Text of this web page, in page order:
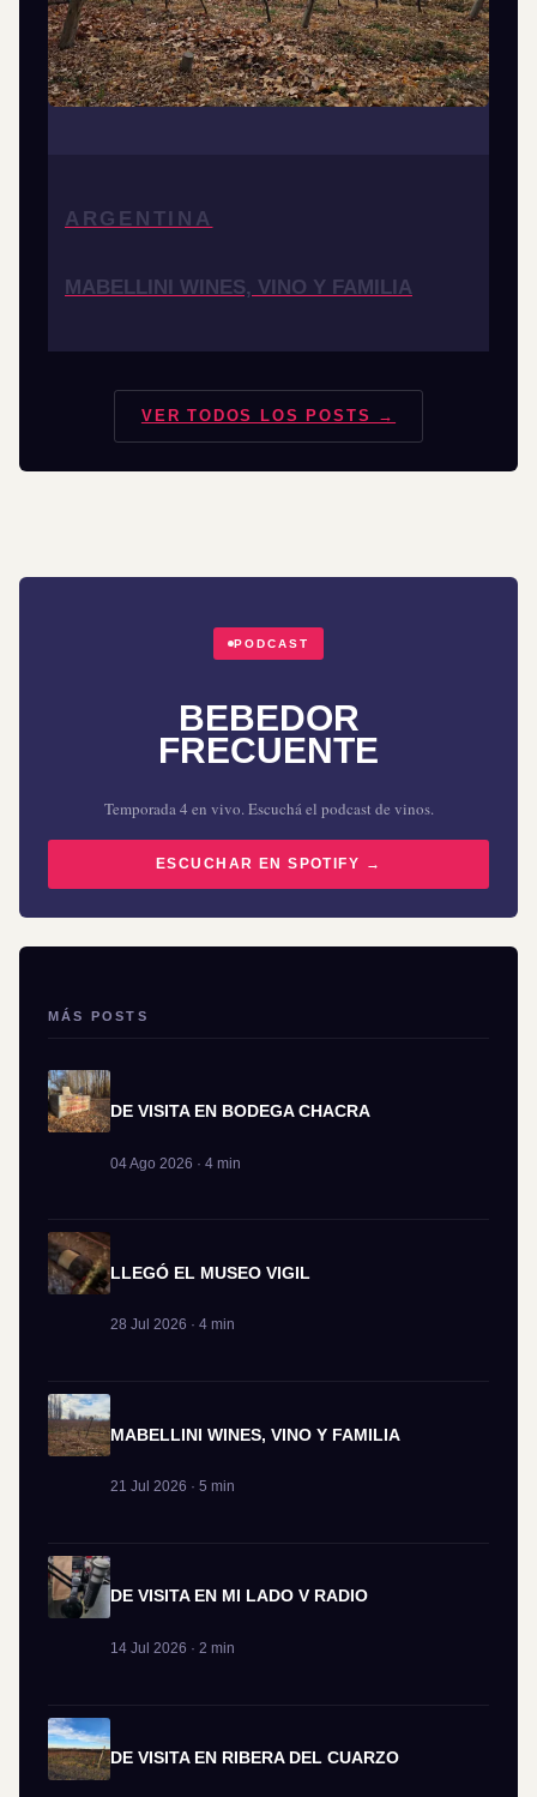
ARGENTINA
MABELLINI WINES, VINO Y FAMILIA
VER TODOS LOS POSTS →
PODCAST
BEBEDOR
FRECUENTE
Temporada 4 en vivo. Escuchá el podcast de vinos.
ESCUCHAR EN SPOTIFY →
MÁS POSTS
DE VISITA EN BODEGA CHACRA
04 Ago 2026 · 4 min
LLEGÓ EL MUSEO VIGIL
28 Jul 2026 · 4 min
MABELLINI WINES, VINO Y FAMILIA
21 Jul 2026 · 5 min
DE VISITA EN MI LADO V RADIO
14 Jul 2026 · 2 min
DE VISITA EN RIBERA DEL CUARZO